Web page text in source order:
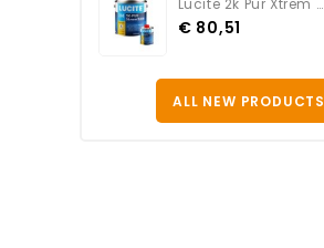
Lucite 2k Pur Xtrem Satin...
€ 80,51
ALL NEW PRODUCTS